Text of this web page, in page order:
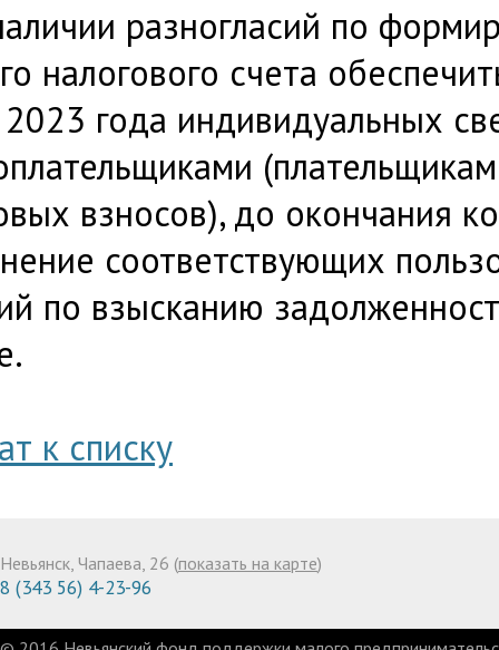
разногласий по
налогового счета
года индивидуальных
взносов), до окончания
соответствующих
по взысканию
к списку
Невьянск, Чапаева, 26 (показать на карте)
8 (343 56) 4-23-96